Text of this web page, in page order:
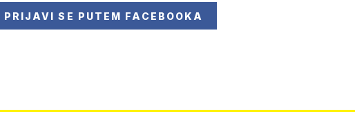
PRIJAVI SE PUTEM FACEBOOKA